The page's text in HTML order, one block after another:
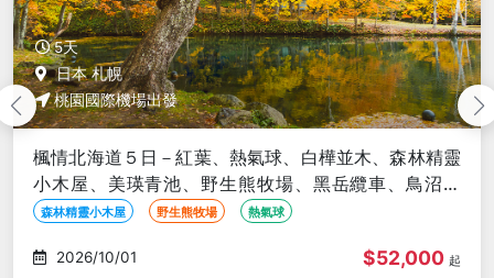
5天
日本 札幌
桃園國際機場出發
楓情北海道５日－紅葉、熱氣球、白樺並木、森林精靈
小木屋、美瑛青池、野生熊牧場、黑岳纜車、鳥沼公
園、紅葉奇蹟谷、螃蟹吃到飽
森林精靈小木屋 野生熊牧場 熱氣球
2026/10/01 $52,000 起